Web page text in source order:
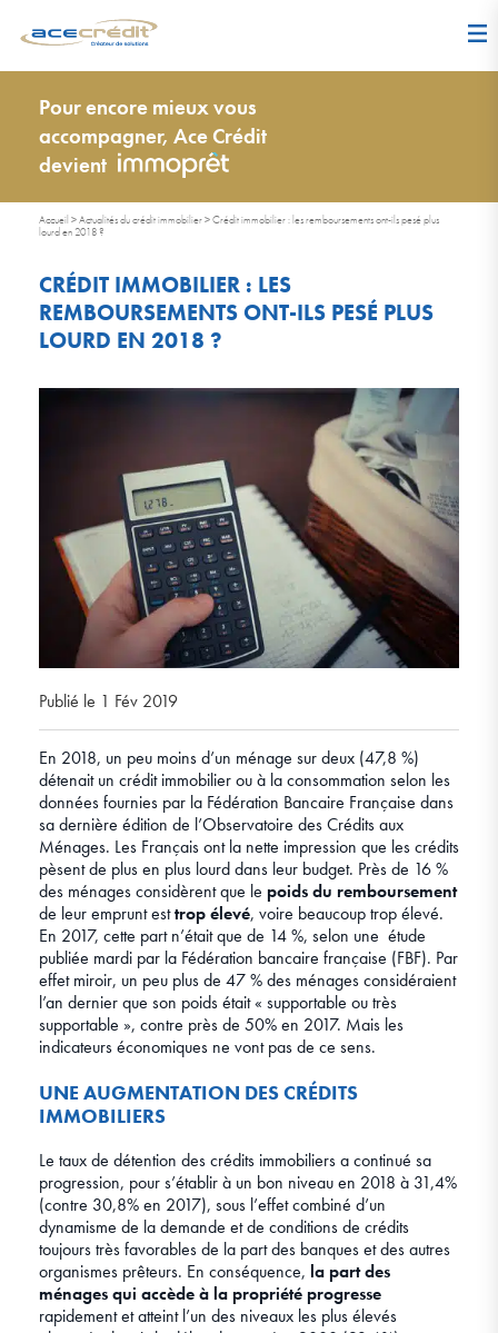
Pour encore mieux vous
accompagner, Ace Crédit
devient
Accueil >Actualités du crédit immobilier>Crédit immobilier : les remboursements ont-ils pesé plus
lourd en 2018 ?
CRÉDIT IMMOBILIER : LES
REMBOURSEMENTS ONT-ILS PESÉ PLUS
LOURD EN 2018 ?
Publié le 1 Fév 2019
En 2018, un peu moins d’un ménage sur deux (47,8 %)
détenait un crédit immobilier ou à la consommation selon les
données fournies par la Fédération Bancaire Française dans
sa dernière édition de l’Observatoire des Crédits aux
Ménages. Les Français ont la nette impression que les crédits
pèsent de plus en plus lourd dans leur budget. Près de 16 %
des ménages considèrent que le poids du remboursement
de leur emprunt esttrop élevé, voire beaucoup trop élevé.
En 2017, cette part n’était que de 14 %, selon une étude
publiée mardi par la Fédération bancaire française (FBF). Par
effet miroir, un peu plus de 47 % des ménages considéraient
l’an dernier que son poids était « supportable ou très
supportable », contre près de 50% en 2017. Mais les
indicateurs économiques ne vont pas de ce sens.
UNE AUGMENTATION DES CRÉDITS
IMMOBILIERS
Le taux de détention des crédits immobiliers a continué sa
progression, pour s’établir à un bon niveau en 2018 à 31,4%
(contre 30,8% en 2017), sous l’effet combiné d’un
dynamisme de la demande et de conditions de crédits
toujours très favorables de la part des banques et des autres
organismes prêteurs. En conséquence, la part des
ménages qui accède à la propriété progresse
rapidement et atteint l’un des niveaux les plus élevés